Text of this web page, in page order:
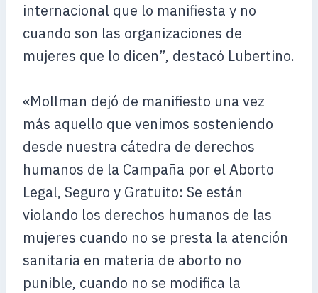
internacional que lo manifiesta y no
cuando son las organizaciones de
mujeres que lo dicen”, destacó Lubertino.
«Mollman dejó de manifiesto una vez
más aquello que venimos sosteniendo
desde nuestra cátedra de derechos
humanos de la Campaña por el Aborto
Legal, Seguro y Gratuito: Se están
violando los derechos humanos de las
mujeres cuando no se presta la atención
sanitaria en materia de aborto no
punible, cuando no se modifica la